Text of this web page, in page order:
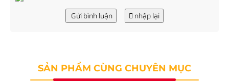
Gửi bình luận nhập lại
SẢN PHẨM CÙNG CHUYÊN MỤC